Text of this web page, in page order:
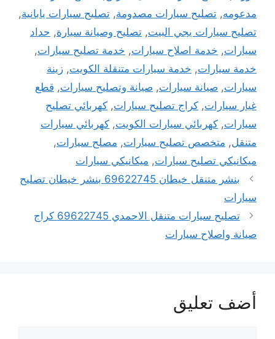
مدعومه, تصليح سيارات مصدومة, تصليح سيارات يابانية,
تصليح سيارات يجي البيت, تصليح وصيانة سيارة, حداد
سيارات, خدمة اصلاح سيارات, خدمة تصليح سيارات,
خدمة سيارات, خدمة سيارات متنقلة الكويت, زينة
سيارات, صيانة سيارات, صيانة وتصليح سيارات, قطع
غيار سيارات, كراج تصليح سيارات, كهربائي تصليح
سيارات, كهربائي سيارات الكويت, كهربائي سيارات
متنقل, متخصص تصليح سيارات, مصلح سيارات,
ميكانيكي تصليح سيارات, ميكانيكي سيارات
بنشر متنقل خيطان 69622745 بنشر خيطان تصليح
سيارات
تصليح سيارات متنقل الاحمدي 69622745 كراج
صيانة واصلاح سيارات
أضف تعليق